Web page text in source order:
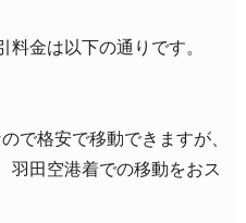
金は以下の通りです。
で格安で移動できますが、
羽田空港着での移動をおス